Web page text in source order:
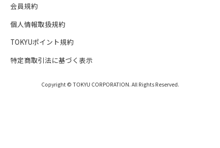
会員規約
個人情報取扱規約
TOKYUポイント規約
特定商取引法に基づく表示
Copyright © TOKYU CORPORATION. All Rights Reserved.